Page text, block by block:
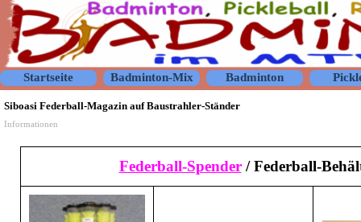
Direkt zum Seiteninhalt
Startseite Badminton-Mix ▼
Badminton ▼
Siboasi Federball-Magazin auf Baustrahler-Ständer
Informationen
Federball-Spender / Federball-